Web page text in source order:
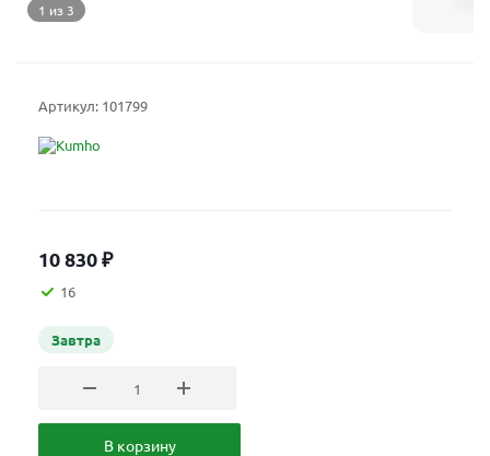
1 из 3
Артикул: 101799
10 830₽
16
Завтра
В корзину